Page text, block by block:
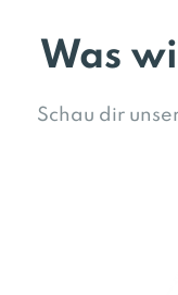
Was
Schau dir